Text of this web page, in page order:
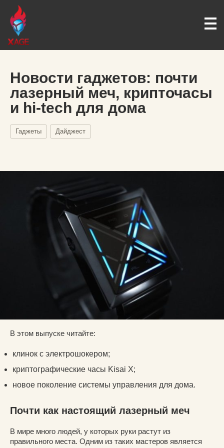
Новости гаджетов: почти
лазерный меч, крипточасы
и hi-tech для дома
Гаджеты Дайджест
В этом выпуске читайте:
клинок с электрошокером;
криптографические часы Kisai X;
новое поколение системы управления для дома.
Почти как настоящий лазерный меч
В мире много людей, у которых руки растут из
правильного места. Одним из таких мастеров является